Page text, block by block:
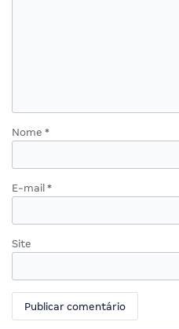
Nome *
E-mail *
Site